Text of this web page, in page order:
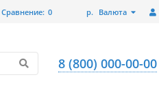
р. Валюта
Сравнение: 0
8 (800) 000-00-00